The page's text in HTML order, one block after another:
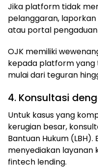
Jika platform tidak
pelanggaran, laporkan
atau portal pengaduan
OJK memiliki
kepada platform yang
mulai dari teguran
4. Konsultasi
Untuk kasus yang
kerugian besar,
Bantuan Hukum (LBH).
menyediakan layanan
fintech lending.